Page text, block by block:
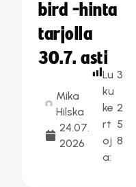
bird -hinta
tarjolla
30.7. asti
Mika
Hilska
24.07.
2026
Lu
ku
ke
rt
oj
a:
3
2
5
8